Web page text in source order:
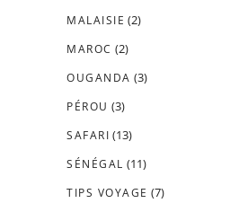
MALAISIE (2)
MAROC (2)
OUGANDA (3)
PÉROU (3)
SAFARI (13)
SÉNÉGAL (11)
TIPS VOYAGE (7)